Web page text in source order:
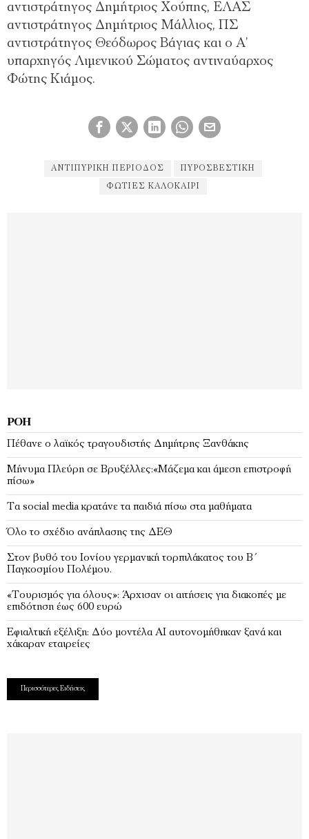
αντιστράτηγος Δημήτριος Χούπης, ΕΛΑΣ
αντιστράτηγος Δημήτριος Μάλλιος, ΠΣ
αντιστράτηγος Θεόδωρος Βάγιας και ο Α’
υπαρχηγός Λιμενικού Σώματος αντιναύαρχος
Φώτης Κιάμος.
ΑΝΤΙΠΥΡΙΚΉ ΠΕΡΊΟΔΟΣ ΠΥΡΟΣΒΕΣΤΙΚΉ
ΦΩΤΙΈΣ ΚΑΛΟΚΑΊΡΙ
ΡΟΉ
Πέθανε ο λαϊκός τραγουδιστής Δημήτρης Ξανθάκης
Μήνυμα Πλεύρη σε Βρυξέλλες:«Μάζεμα και άμεση επιστροφή
πίσω»
Τα social media κρατάνε τα παιδιά πίσω στα μαθήματα
Όλο το σχέδιο ανάπλασης της ΔΕΘ
Στον βυθό του Ιονίου γερμανική τορπιλάκατος του Β΄
Παγκοσμίου Πολέμου.
«Τουρισμός για όλους»: Άρχισαν οι αιτήσεις για διακοπές με
επιδότηση έως 600 ευρώ
Εφιαλτική εξέλιξη: Δύο μοντέλα ΑΙ αυτονομήθηκαν ξανά και
χάκαραν εταιρείες
Περισσότερες Ειδήσεις